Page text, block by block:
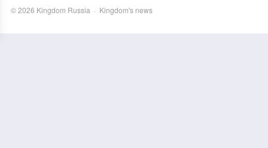
©2026 Kingdom Russia · Kingdom's news